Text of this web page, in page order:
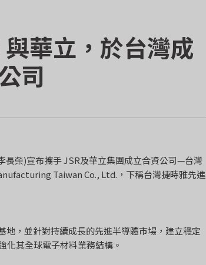
華立，於台灣成
司
長榮)宣布攜手 JSR及華立集團成立合資公司—台灣
Taiwan Co., Ltd.，下稱台灣捷時雅先進
，並針對持續成長的先進半導體市場，建立穩定
化其全球電子材料業務結構。